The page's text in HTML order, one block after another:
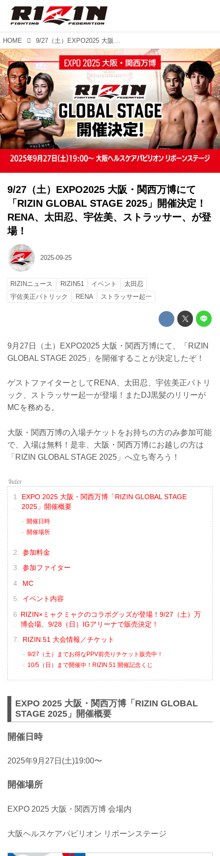
HOME 9/27（土）EXPO2025 大阪・関西万博にて「RIZIN GLOBAL STAGE 2025」開催決定！RENA、太田忍、宇佐美、ストラッサー、が登場！
9/27（土）EXPO2025 大阪・関西万博にて
「RIZIN GLOBAL STAGE 2025」開催決定！
RENA、太田忍、宇佐美、ストラッサー、が登
場！
2025-09-25
RIZINニュース RIZIN51 イベント
太田忍
宇佐美正パトリック
RENA ストラッサー起一
9月27日（土）EXPO2025 大阪・関西万博にて、「RIZIN
GLOBAL STAGE 2025」を開催することが決定したぞ！
ゲストファイターとしてRENA、太田忍、宇佐美正パトリ
ック、ストラッサー起一が登場！またDJ黒髪のリリーが
MCを務める。
大阪・関西万博の入場チケットをお持ちの方のみ参加可能
で、入場は無料！是非、大阪・関西万博にお越しの方は
「RIZIN GLOBAL STAGE 2025」へ立ち寄ろう！
EXPO 2025 大阪・関西万博「RIZIN GLOBAL STAGE
2025」開催概要
開催日時
開催場所
参加料金
参加ファイター
MC
イベント内容
RIZIN×ミャクミャクのコラボグッズが登場！9/27（土）万
博会場、9/28（日）IGアリーナで販売決定！
RIZIN.51 大会情報／チケット
9/27（土）までお得なPPV前売りチケット販売中！
10/5（日）まで開催中！RIZIN.51 開催記念くじ
EXPO 2025 大阪・関西万博「RIZIN GLOBAL
STAGE 2025」開催概要
開催日時
2025年9月27日(土)19:00〜
開催場所
EXPO 2025 大阪・関西万博 会場内
大阪ヘルスケアパビリオン リボーンステージ